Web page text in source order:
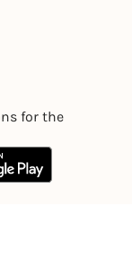
for the